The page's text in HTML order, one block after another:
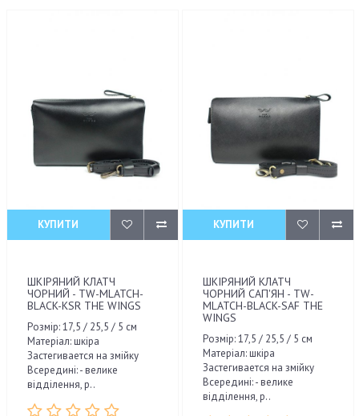
КУПИТИ
ШКІРЯНИЙ КЛАТЧ
ЧОРНИЙ - TW-MLATCH-
BLACK-KSR THE WINGS
Розмір: 17,5 / 25,5 / 5 см
Матеріал: шкіра
Застегивается на змійку
Всередині: - велике
відділення, р..
КУПИТИ
ШКІРЯНИЙ КЛАТЧ
ЧОРНИЙ САП'ЯН - TW-
MLATCH-BLACK-SAF THE
WINGS
Розмір: 17,5 / 25,5 / 5 см
Матеріал: шкіра
Застегивается на змійку
Всередині: - велике
відділення, р..